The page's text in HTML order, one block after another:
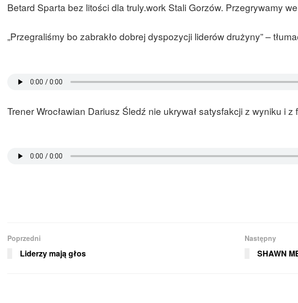
Betard Sparta bez litości dla truly.work Stali Gorzów. Przegrywamy
„Przegraliśmy bo zabrakło dobrej dyspozycji liderów drużyny” –
Trener Wrocławian Dariusz Śledź nie ukrywał satysfakcji z wyniku i
Poprzedni
Liderzy mają głos
Następny
SHAWN